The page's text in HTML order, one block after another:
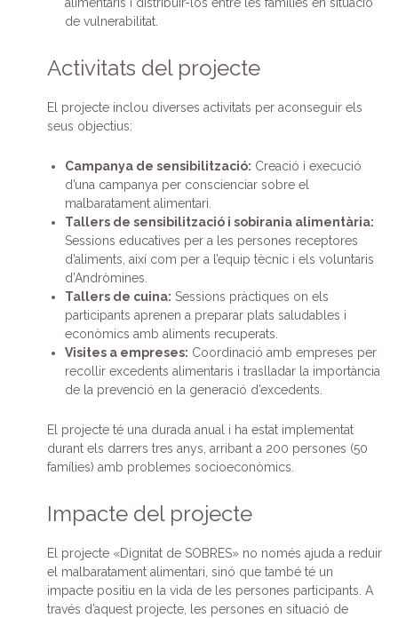
alimentaris i distribuir-los entre les famílies en situació
de vulnerabilitat.
Activitats del projecte
El projecte inclou diverses activitats per aconseguir els
seus objectius:
Campanya de sensibilització: Creació i execució
d’una campanya per conscienciar sobre el
malbaratament alimentari.
Tallers de sensibilització i sobirania alimentària:
Sessions educatives per a les persones receptores
d’aliments, així com per a l’equip tècnic i els voluntaris
d’Andròmines.
Tallers de cuina: Sessions pràctiques on els
participants aprenen a preparar plats saludables i
econòmics amb aliments recuperats.
Visites a empreses: Coordinació amb empreses per
recollir excedents alimentaris i traslladar la importància
de la prevenció en la generació d’excedents.
El projecte té una durada anual i ha estat implementat
durant els darrers tres anys, arribant a 200 persones (50
famílies) amb problemes socioeconòmics.
Impacte del projecte
El projecte «Dignitat de SOBRES» no només ajuda a reduir
el malbaratament alimentari, sinó que també té un
impacte positiu en la vida de les persones participants. A
través d’aquest projecte, les persones en situació de